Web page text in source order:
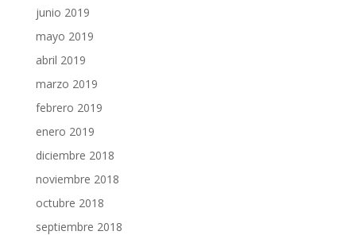
junio 2019
mayo 2019
abril 2019
marzo 2019
febrero 2019
enero 2019
diciembre 2018
noviembre 2018
octubre 2018
septiembre 2018